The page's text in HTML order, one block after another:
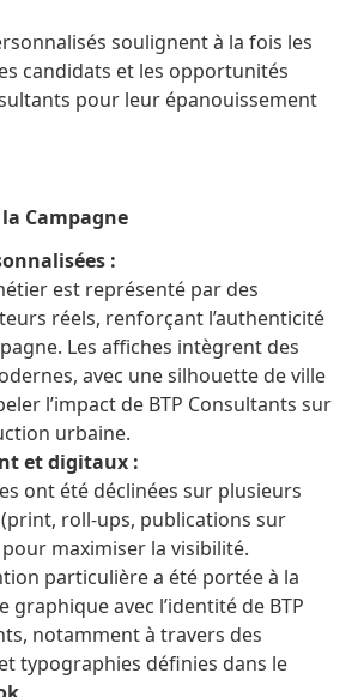
soulignent à la fois les
candidats et les opportunités
pour leur épanouissement
Campagne
:
est représenté par des
réels, renforçant l’authenticité
Les affiches intègrent des
avec une silhouette de ville
l’impact de BTP Consultants sur
urbaine.
et digitaux :
ont été déclinées sur plusieurs
roll-ups, publications sur
maximiser la visibilité.
particulière a été portée à la
graphique avec l’identité de BTP
notamment à travers des
typographies définies dans le